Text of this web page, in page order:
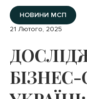
НОВИНИ МСП
21 Лютого, 2025